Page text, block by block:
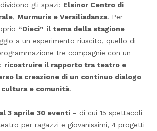
gli spazi: Elsinor Centro di
, Murmuris e Versiliadanza. Per
“Dieci” il tema della stagione
a un esperimento riuscito, quello di
tre compagnie con un
ricostruire il rapporto tra teatro e
la creazione di un continuo dialogo
e comunità.
3 aprile 30 eventi – di cui 15 spettacoli
per ragazzi e giovanissimi, 4 progetti